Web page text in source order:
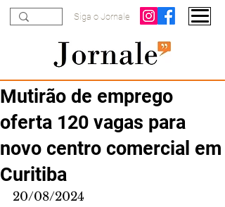
Siga o Jornale
Mutirão de emprego
oferta 120 vagas para
novo centro comercial em
Curitiba
20/08/2024